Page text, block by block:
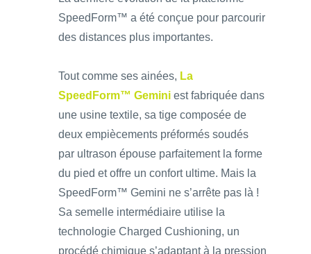
SpeedForm™ a été conçue pour parcourir
des distances plus importantes.
Tout comme ses ainées, La
SpeedForm™ Gemini est fabriquée dans
une usine textile, sa tige composée de
deux empiècements préformés soudés
par ultrason épouse parfaitement la forme
du pied et offre un confort ultime. Mais la
SpeedForm™ Gemini ne s’arrête pas là !
Sa semelle intermédiaire utilise la
technologie Charged Cushioning, un
procédé chimique s’adaptant à la pression